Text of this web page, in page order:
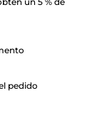
pedido